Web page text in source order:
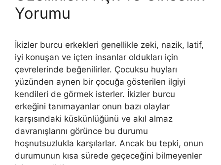
Yorumu
İkizler burcu erkekleri genellikle zeki, nazik, latif,
iyi konuşan ve içten insanlar oldukları için
çevrelerinde beğenilirler. Çocuksu huyları
yüzünden aynen bir çocuğa gösterilen ilgiyi
kendileri de görmek isterler. İkizler burcu
erkeğini tanımayanlar onun bazı olaylar
karşısındaki küskünlüğünü ve akıl almaz
davranışlarını görünce bu durumu
hoşnutsuzlukla karşılarlar. Ancak bu tepki, onun
durumunun kısa sürede geçeceğini bilmeyenler